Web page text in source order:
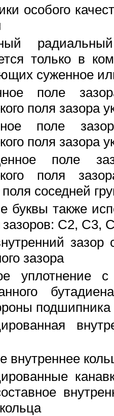
особого
только в
суженное
поле
поля зазора
поле
поля зазора
поле
поля
соседней
буквы также
зазоров: С2,
зазор
зазора
уплотнение
подшипника
внутреннее